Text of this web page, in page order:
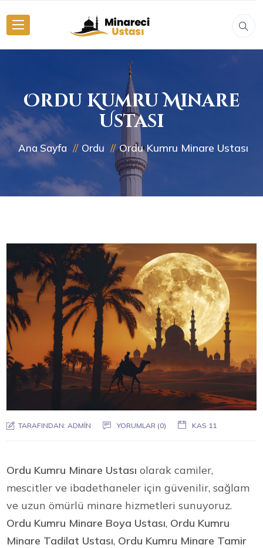
Ordu Kumru Minare
Ustası
Ana Sayfa Ordu Ordu Kumru Minare Ustası
TARAFINDAN: ADMIN YORUMLAR (0) KAS 11
Ordu Kumru Minare Ustası olarak camiler,
mescitler ve ibadethaneler için güvenilir, sağlam
ve uzun ömürlü minare hizmetleri sunuyoruz.
Ordu Kumru Minare Boya Ustası, Ordu Kumru
Minare Tadilat Ustası, Ordu Kumru Minare Tamir